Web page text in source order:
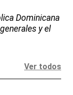
Dominicana
y el
Ver todos